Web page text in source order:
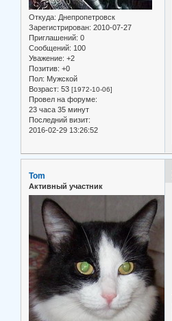
Откуда: Днепропетровск
Зарегистрирован: 2010-07-27
Приглашений: 0
Сообщений: 100
Уважение: +2
Позитив: +0
Пол: Мужской
Возраст: 53 [1972-10-06]
Провел на форуме:
23 часа 35 минут
Последний визит:
2016-02-29 13:26:52
Tom
Активный участник